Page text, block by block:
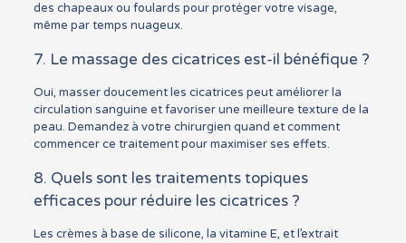
des chapeaux ou foulards pour protéger votre visage,
même par temps nuageux.
7. Le massage des cicatrices est-il bénéfique ?
Oui, masser doucement les cicatrices peut améliorer la
circulation sanguine et favoriser une meilleure texture de la
peau. Demandez à votre chirurgien quand et comment
commencer ce traitement pour maximiser ses effets.
8. Quels sont les traitements topiques
efficaces pour réduire les cicatrices ?
Les crèmes à base de silicone, la vitamine E, et l’extrait